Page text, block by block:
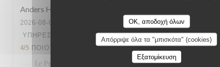
OK, αποδοχή όλων
Απόρριψε όλα τα "μπισκότα" (cookies)
Εξατομίκευση
Anders H
2026-08-01
- 19:00 - ΚΑΛΕΣΜΈΝΟΙ 8
ΥΠΗΡΕΣΊΑ
ΑΤΜΌΣΦΑΙΡΑ: 5/5 ΜΕΝΟΎ:
4/5 ΠΟΙΌΤΗΤΑ / ΤΙΜΉ : 5/5
Le Procope απάντησε σε αυτή την αξιολόγηση